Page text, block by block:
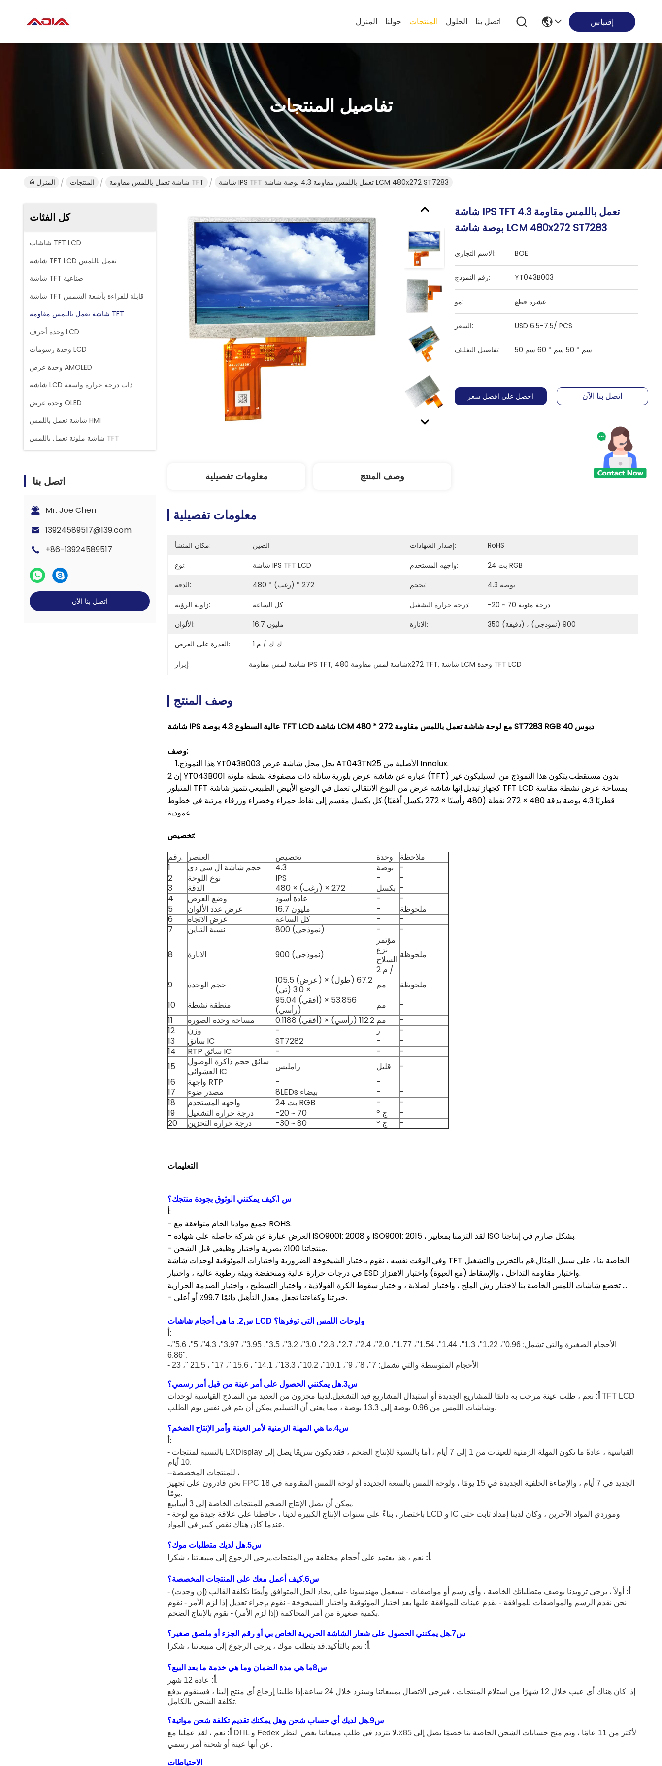
المنزل حولنا المنتجات الحلول اتصل بنا إقتباس
تفاصيل المنتجات
المنزل المنتجات شاشة تعمل باللمس مقاومة TFT شاشة IPS TFT تعمل باللمس مقاومة 4.3 بوصة شاشة LCM 480x272 ST7283
كل الفئات
شاشات TFT LCD
شاشة TFT LCD تعمل باللمس
شاشة TFT صناعية
شاشة TFT قابلة للقراءة بأشعة الشمس
شاشة تعمل باللمس مقاومة TFT
وحدة أحرف LCD
وحدة رسومات LCD
وحدة عرض AMOLED
شاشة LCD ذات درجة حرارة واسعة
وحدة عرض OLED
شاشة تعمل باللمس HMI
شاشة ملونة تعمل باللمس TFT
اتصل بنا
Mr. Joe Chen
13924589517@139.com
+86-13924589517
اتصل بنا الآن
شاشة IPS TFT تعمل باللمس مقاومة 4.3
بوصة شاشة LCM 480x272 ST7283
الاسم التجاري: BOE
رقم النموذج: YT043B003
مو: عشرة قطع
السعر: USD 6.5-7.5/ PCS
تفاصيل التغليف: 50 سم * 50 سم * 60 سم
احصل على افضل سعر اتصل بنا الآن
معلومات تفصيلية وصف المنتج
معلومات تفصيلية
مكان المنشأ: الصين إصدار الشهادات:
RoHS
نوع:
شاشة IPS TFT LCD واجهه المستخدم:
24 بت RGB
الدقة:
480 * (رغب) * 272 بحجم:
4.3 بوصة
زاوية الرؤية:
كل الساعة درجة حرارة التشغيل:
-20 ~ 70 درجة مئوية
الألوان:
16.7 مليون الانارة:
350 (دقيقة) ، 900 (نموذجي)
القدرة على العرض:
1 ك ك / م
إبراز: شاشة لمس مقاومة IPS TFT, شاشة لمس مقاومة 480x272 TFT, شاشة LCM وحدة TFT LCD
وصف المنتج
شاشة IPS عالية السطوع 4.3 بوصة TFT LCD شاشة LCM 480 * 272 مع لوحة شاشة تعمل باللمس مقاومة ST7283 RGB 40 دبوس
وصف:
1.هذا النموذج YT043B003 يحل محل شاشة عرض AT043TN25 الأصلية من Innolux.
2 إن YT043B001 عبارة عن شاشة عرض بلورية سائلة ذات مصفوفة نشطة ملونة (TFT) بدون مستقطب.يتكون هذا النموذج من السيليكون غير
المتبلور TFT كجهاز تبديل.إنها شاشة عرض من النوع الانتقالي تعمل في الوضع الأبيض الطبيعي.تتميز شاشة TFT LCD بمساحة عرض نشطة مقاسة
قطريًا 4.3 بوصة بدقة 480 × 272 نقطة (480 رأسيًا × 272 بكسل أفقيًا).كل بكسل مقسم إلى نقاط حمراء وخضراء وزرقاء مرتبة في خطوط
عمودية.
تخصيص:
رقم.
العنصر تخصيص وحدة
ملاحظة
1
حجم شاشة ال سي دي 4.3 بوصة
-
2
نوع اللوحة IPS -
-
3
الدقة 480 × (رغب) × 272 بكسل -
4
وضع العرض عادة أسود -
-
5
عرض عدد الألوان 16.7 مليون -
ملحوظة
6
عرض الاتجاه كل الساعة -
-
7
نسبة التباين 800 (نموذجي) - -
8 الانارة 900 (نموذجي)
مؤتمر
نزع
السلاح
/ م 2
ملحوظة
9 حجم الوحدة
105.5 (عرض) × 67.2 (طول)
× 3.0 (تي)
مم
ملحوظة
10
منطقة نشطة
95.04 (أفقي) × 53.856
(رأسي)
مم
-
11
مساحة وحدة الصورة 0.1188 (أفقي) × 112.2 (رأسي) مم
-
12
وزن - ز
-
13
سائق IC ST7282 -
-
14
RTP سائق IC - -
-
15
سائق حجم ذاكرة الوصول
العشوائي IC
رامليس قليل
-
16
واجهة RTP -
-
17
مصدر ضوء 8LEDs بيضاء -
-
18
واجهه المستخدم 24 بت RGB -
-
19
درجة حرارة التشغيل -20 ~ 70 º ج
-
20
درجة حرارة التخزين -30 ~ 80 º ج -
التعليمات
س 1.كيف يمكنني الوثوق بجودة منتجك؟
أ:
- جميع موادنا الخام متوافقة مع ROHS.
- العرض عبارة عن شركة حاصلة على شهادة ISO9001: 2008 و ISO9001: 2015 ، لقد التزمنا بمعايير ISO بشكل صارم في إنتاجنا.
- منتجاتنا 100٪ بصرية واختبار وظيفي قبل الشحن.
وفي الوقت نفسه ، نقوم باختبار الشيخوخة الضرورية واختبارات الموثوقية لوحدات شاشة TFT الخاصة بنا ، على سبيل المثال.قم بالتخزين والتشغيل
في درجات حرارة عالية ومنخفضة وبيئة رطوبة عالية ، واختبار ESD واختبار مقاومة التداخل ، والإسقاط (مع العبوة) واختبار الاهتزاز.
تخضع شاشات اللمس الخاصة بنا لاختبار رش الملح ، واختبار الصلابة ، واختبار سقوط الكرة الفولاذية ، واختبار التسطيح ، واختبار الصدمة الحرارية ...
- خبرتنا وكفاءتنا تجعل معدل التأهيل دائمًا 99.7٪ أو أعلى.
س2
. ما هي أحجام شاشات LCD ولوحات اللمس التي توفرها؟
أ:
-
الأحجام الصغيرة والتي تشمل: 0.96 "، 1.22 "، 1.3 "، 1.44 "، 1.54 "، 1.77 "، 2.0 "، 2.4 "، 2.7 "، 2.8 "، 3.0 "، 3.2 "، 3.5 "، 3.95 "، 3.97 "، 4.3 "، 5 "، 5.6 "،
6.86".
- الأحجام المتوسطة والتي تشمل: 7
"، 8 "، 9 "، 10.1 "، 10.2 "، 13.3 "، 14.1" ، 15.6 "، 17" ، 21.5 "، 23
س3.هل يمكنني الحصول على أمر عينة من قبل أمر رسمي؟
أ: نعم ، طلب عينة مرحب به دائمًا للمشاريع الجديدة أو استبدال المشاريع قيد التشغيل.لدينا مخزون من العديد من النماذج القياسية لوحدات TFT LCD
وشاشات اللمس من 0.96 بوصة إلى 13.3 بوصة ، مما يعني أن التسليم يمكن أن يتم في نفس يوم الطلب.
س4.ما هي المهلة الزمنية لأمر العينة وأمر الإنتاج الضخم؟
أ:
- بالنسبة لمنتجات LXDisplay القياسية ، عادةً ما تكون المهلة الزمنية للعينات من 1 إلى 7 أيام ، أما بالنسبة للإنتاج الضخم ، فقد يكون سريعًا يصل إلى
10 أيام.
--للمنتجات المخصصة ،
نحن قادرون على تجهيز FPC الجديد في 7 أيام ، والإضاءة الخلفية الجديدة في 15 يومًا ، ولوحة اللمس بالسعة الجديدة أو لوحة اللمس المقاومة في 18
يومًا.
يمكن أن يصل الإنتاج الضخم للمنتجات الخاصة إلى 3 أسابيع.
- باختصار ، بناءً على سنوات الإنتاج الكبيرة لدينا ، حافظنا على علاقة جيدة مع لوحة LCD و IC وموردي المواد الآخرين ، وكان لدينا إمداد ثابت حتى
عندما كان هناك نقص كبير في المواد.
س5.هل لديك متطلبات موك؟
أ: نعم ، هذا يعتمد على أحجام مختلفة من المنتجات.يرجى الرجوع إلى مبيعاتنا ، شكرا.
س6.كيف أعمل معك على المنتجات المخصصة؟
أ: أولاً ، يرجى تزويدنا بوصف متطلباتك الخاصة ، وأي رسم أو مواصفات - سيعمل مهندسونا على إيجاد الحل المتوافق وأيضًا تكلفة القالب (إن وجدت) -
نحن نقدم الرسم والمواصفات للموافقة - نقدم عينات للموافقة عليها بعد اختبار الموثوقية واختبار الشيخوخة - نقوم بإجراء تعديل إذا لزم الأمر - نقوم
بكمية صغيرة من أمر المحاكمة (إذا لزم الأمر) - نقوم بالإنتاج الضخم.
س7.هل يمكنني الحصول على شعار الشاشة الحريرية الخاص بي أو رقم الجزء أو ملصق صغير؟
أ: نعم بالتأكيد.قد يتطلب موك ، يرجى الرجوع إلى مبيعاتنا ، شكرا.
س8ما هي مدة الضمان وما هي خدمة ما بعد البيع؟
أ: عادة 12 شهر.
إذا كان هناك أي عيب خلال 12 شهرًا من استلام المنتجات ، فيرجى الاتصال بمبيعاتنا وسنرد خلال 24 ساعة.إذا طلبنا إرجاع أي منتج إلينا ، فسنقوم بدفع
تكلفة الشحن بالكامل.
س9.هل لديك أي حساب شحن وهل يمكنك تقديم تكلفة شحن مواتية؟
أ: نعم ، لقد عملنا مع DHL و Fedex لأكثر من 11 عامًا ، وتم منح حسابات الشحن الخاصة بنا خصمًا يصل إلى 85٪.لا تتردد في طلب مبيعاتنا بغض النظر
عن أنها عينة أو شحنة أمر رسمي.
الاحتياطات